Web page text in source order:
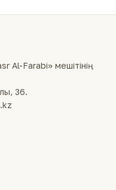
Al-Farabi» мешітінің
36.